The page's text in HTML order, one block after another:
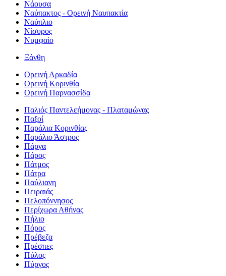
Νάουσα
Ναύπακτος - Ορεινή Ναυπακτία
Ναύπλιο
Νίσυρος
Νυμφαίο
Ξάνθη
Ορεινή Αρκαδία
Ορεινή Κορινθία
Ορεινή Παρνασσίδα
Παλιός Παντελεήμονας - Πλαταμώνας
Παξοί
Παράλια Κορινθίας
Παράλιο Άστρος
Πάργα
Πάρος
Πάτμος
Πάτρα
Παύλιανη
Πειραιάς
Πελοπόννησος
Περίχωρα Αθήνας
Πήλιο
Πόρος
Πρέβεζα
Πρέσπες
Πύλος
Πύργος